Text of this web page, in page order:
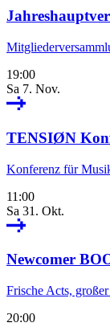
19:00
Sa 7. Nov.
TENSIØN
Konferenz für
11:00
Sa 31. Okt.
Newcomer
Frische Acts,
20:00